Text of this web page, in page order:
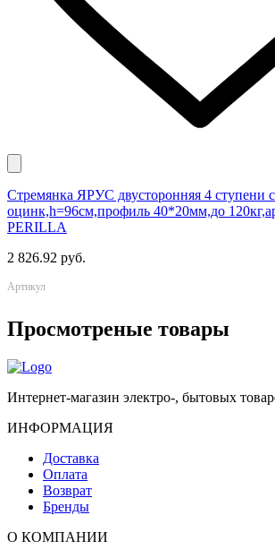
Стремянка ЯРУС двусторонняя 4 ступени
оцинк,h=96см,профиль 40*20мм,до
PERILLA
2 826.92 руб.
Артикул
Просмотреные товары
Интернет-магазин электро-, бытовых
ИНФОРМАЦИЯ
Доставка
Оплата
Возврат
Бренды
О КОМПАНИИ